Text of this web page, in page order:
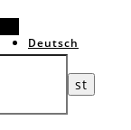
Deutsch
中文 (台灣)